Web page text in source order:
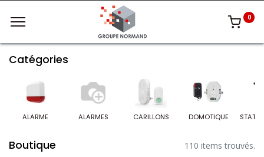
0
Catégories
ALARME ALARMES CARILLONS DOMOTIQUE
Boutique 110 items trouvés.